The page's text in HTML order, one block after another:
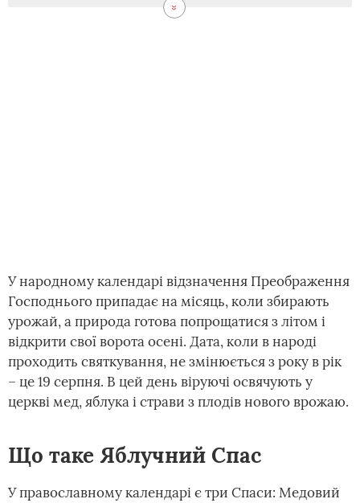
У народному календарі відзначення Преображення
Господнього припадає на місяць, коли збирають
урожай, а природа готова попрощатися з літом і
відкрити свої ворота осені. Дата, коли в народі
проходить святкування, не змінюється з року в рік
– це 19 серпня. В цей день віруючі освячують у
церкві мед, яблука і страви з плодів нового врожаю.
Що таке Яблучний Спас
У православному календарі є три Спаси: Медовий